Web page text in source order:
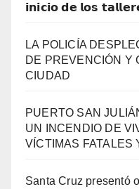
𝗶𝗻𝗶𝗰𝗶𝗼 𝗱𝗲 𝗹𝗼𝘀
LA POLICÍA
DE PREVENCIÓN Y
CIUDAD
PUERTO SAN
UN INCENDIO DE
VÍCTIMAS FATALES
Santa Cruz presentó